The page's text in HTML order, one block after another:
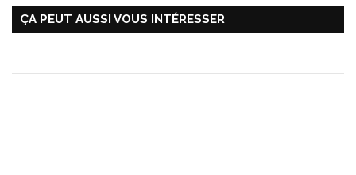
ÇA PEUT AUSSI VOUS INTÉRESSER